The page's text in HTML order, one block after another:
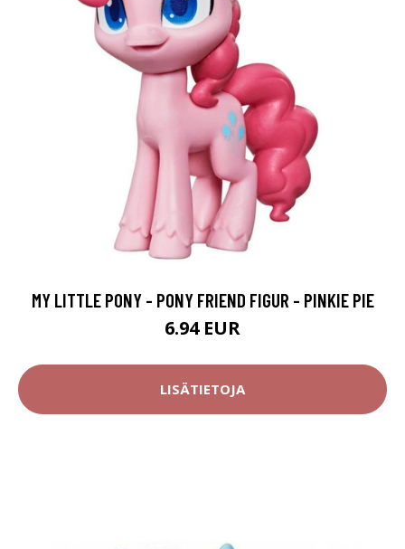
MY LITTLE PONY - PONY FRIEND FIGUR - PINKIE PIE
6.94 EUR
LISÄTIETOJA